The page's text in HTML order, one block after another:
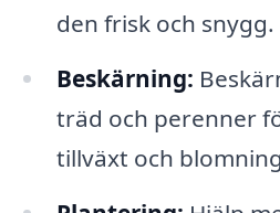
den frisk och snygg.
Beskärning:
träd och perenner
tillväxt och